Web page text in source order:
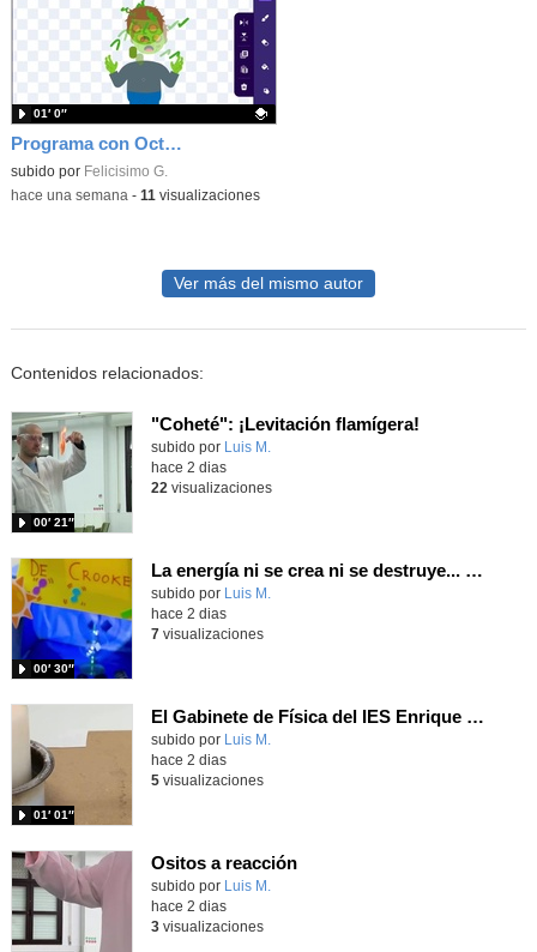
Programa con OctoStudio, un juego homenajeando al House of the dead con Zombies
Contenido educativo.
subido por Felicisimo G.
01′ 0″
-hace una semana - 11 visualizaciones
Ver más del mismo autor
Contenidos relacionados:
"Coheté": ¡Levitación flamígera!
Contenido educativo.
subido por Luis M.
00′ 21″
hace 2 dias
22 visualizaciones
La energía ni se crea ni se destruye... ¡se experimenta! El Tierno en la Feria Madrid es Ciencia 2026
Contenido educativo.
subido por Luis M.
00′ 30″
hace 2 dias
7visualizaciones
El Gabinete de Física del IES Enrique Tierno Galván de Parla (Curso 25-26)
Contenido educativo.
subido por Luis M.
01′ 01″
hace 2 dias
5visualizaciones
Ositos a reacción
Contenido educativo.
subido por Luis M.
hace 2 dias
3visualizaciones